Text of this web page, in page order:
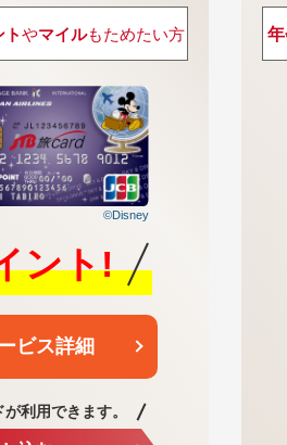
トやマイルもためたい方
©Disney
ント!
ビス詳細
利用できます。